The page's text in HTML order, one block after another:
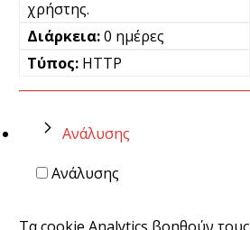
χρήστης.
0 ημέρες
HTTP
Ανάλυσης
Ανάλυσης